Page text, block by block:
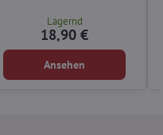
Lagernd
18,90 €
Ansehen